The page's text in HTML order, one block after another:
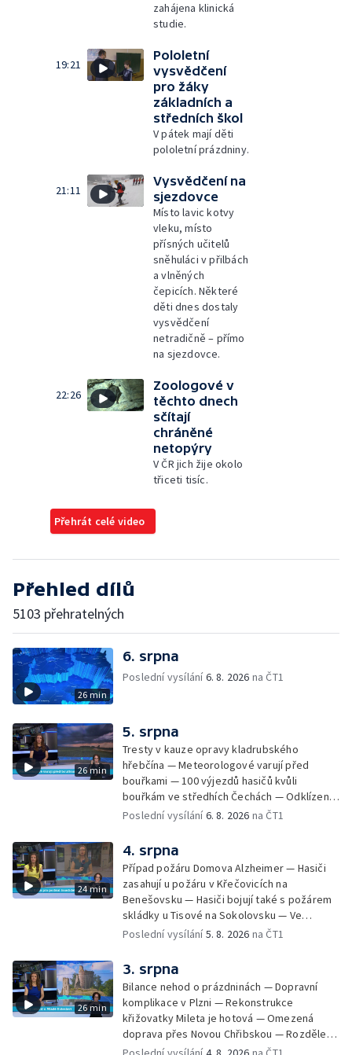
zahájena klinická
studie.
19:21
Pololetní
vysvědčení
pro žáky
základních a
středních škol
V pátek mají děti
pololetní prázdniny.
21:11
Vysvědčení na
sjezdovce
Místo lavic kotvy
vleku, místo
přísných učitelů
sněhuláci v přilbách
a vlněných
čepicích. Některé
děti dnes dostaly
vysvědčení
netradičně – přímo
na sjezdovce.
22:26
Zoologové v
těchto dnech
sčítají
chráněné
netopýry
V ČR jich žije okolo
třiceti tisíc.
Přehrát celé video
Přehled dílů
5103 přehratelných
26 min
6. srpna
Poslední vysílání6. 8. 2026 na ČT1
26 min
5. srpna
Tresty v kauze opravy kladrubského
hřebčína — Meteorologové varují před
bouřkami — 100 výjezdů hasičů kvůli
bouřkám ve středhích Čechách — Odklízení
škod po bouřkách — Hasiči likvidovali
Václavském náměstí — Necelý kilometr řeky
Otavy u šumavského Annína je téměř bez
vody — Pátrání po dvou mužích na jezeře
Most — Tábor pro děti odsouzených — Tábor
pomáhá dětem orientovat se na trhu práce
— Začal festival Brutal Assault — Cyklysta
spadl v Karlvoych Varech do řeky —
pastí na hmyz se chytají ptáci
Poslední vysílání6. 8. 2026 na ČT1
24 min
4. srpna
Případ požáru Domova Alzheimer — Hasiči
zasahují u požáru v Křečovicích na
Benešovsku — Hasiči bojují také s požárem
skládky u Tisové na Sokolovsku — Ve
Strážnici na Hodonínsku padl další teplotní
zřítil strop — Požár lesa u šumavských
Nezdic — Modernizace úseku dálnice D8 —
Ocenění pro řidiče za záchranu ženy —
Skončily lhůty pro podání volebních listin —
Tři případy utonutí na jihu Čech — Na řece
Orlici nelze plout kvůli demolici mostu —
Poslední vysílání5. 8. 2026 na ČT1
26 min
3. srpna
Bilance nehod o prázdninách — Dopravní
komplikace v Plzni — Rekonstrukce
křižovatky Mileta je hotová — Omezená
doprava přes Novou Chřibskou — Rozdělení
peněz ušetřených za rekultivace — Světový